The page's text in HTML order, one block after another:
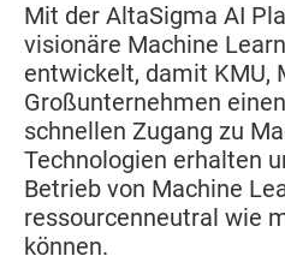
Mit der AltaSigma AI
visionäre Machine
entwickelt, damit KMU,
Großunternehmen
schnellen Zugang zu
Technologien erhalten
Betrieb von Machine
ressourcenneutral wie
können.